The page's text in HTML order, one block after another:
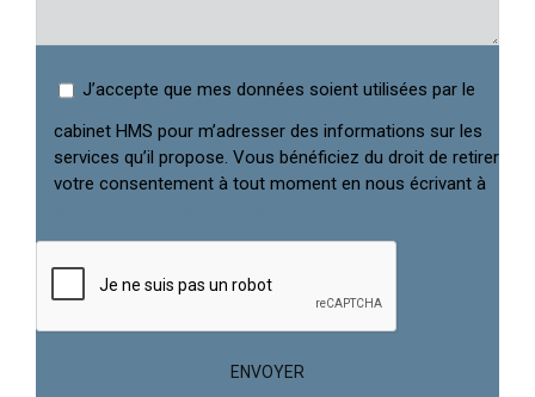
J’accepte que mes données soient utilisées par le
cabinet HMS pour m’adresser des informations sur les
services qu’il propose. Vous bénéficiez du droit de retirer
votre consentement à tout moment en nous écrivant à